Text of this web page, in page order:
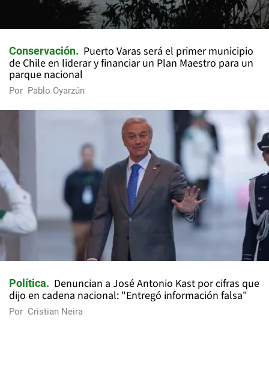
Conservación
Puerto Varas será el primer municipio
de Chile en liderar y financiar un Plan Maestro para un
parque nacional
Por Pablo Oyarzún
Política
Denuncian a José Antonio Kast por cifras que
dijo en cadena nacional: "Entregó información falsa"
Por Cristian Neira